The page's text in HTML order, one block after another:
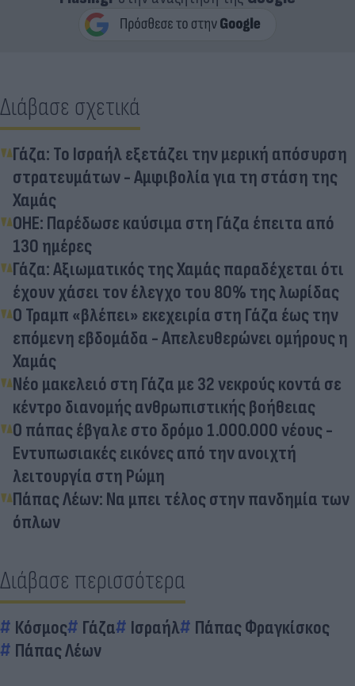
Διάβασε σχετικά
Γάζα: Το Ισραήλ εξετάζει την μερική απόσυρση
στρατευμάτων - Αμφιβολία για τη στάση της
Χαμάς
ΟΗΕ: Παρέδωσε καύσιμα στη Γάζα έπειτα από
130 ημέρες
Γάζα: Αξιωματικός της Χαμάς παραδέχεται ότι
έχουν χάσει τον έλεγχο του 80% της λωρίδας
Ο Τραμπ «βλέπει» εκεχειρία στη Γάζα έως την
επόμενη εβδομάδα - Απελευθερώνει ομήρους η
Χαμάς
Νέο μακελειό στη Γάζα με 32 νεκρούς κοντά σε
κέντρο διανομής ανθρωπιστικής βοήθειας
Ο πάπας έβγαλε στο δρόμο 1.000.000 νέους -
Εντυπωσιακές εικόνες από την ανοιχτή
λειτουργία στη Ρώμη
Πάπας Λέων: Να μπει τέλος στην πανδημία των
όπλων
Διάβασε περισσότερα
Κόσμος Γάζα Ισραήλ
Πάπας Φραγκίσκος
Πάπας Λέων